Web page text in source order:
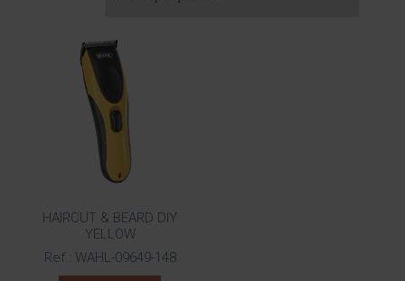
HAIRCUT & BEARD DIY
YELLOW
Ref.: WAHL-09649-148